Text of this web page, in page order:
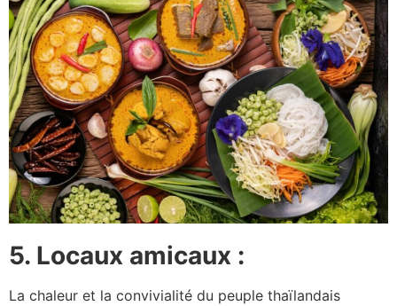
5. Locaux amicaux :
La chaleur et la convivialité du peuple thaïlandais